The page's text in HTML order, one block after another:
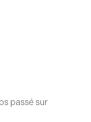
passé sur